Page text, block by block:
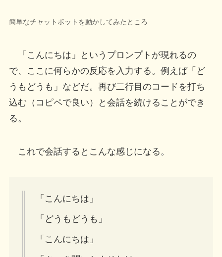
簡単なチャットボットを動かしてみたところ
「こんにちは」というプロンプトが現れるの
で、ここに何らかの反応を入力する。例えば「ど
うもどうも」などだ。再び二行目のコードを打ち
込む（コピペで良い）と会話を続けることができ
る。
これで会話するとこんな感じになる。
「こんにちは」
「どうもどうも」
「こんにちは」